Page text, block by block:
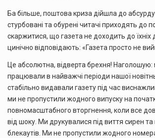
Ба більше, поштова криза дійшла до
стурбовані та обурені читачі приходять до
скаржитися, що газета не доходить до їхніх
цинічно відповідають: «Газета просто не
Це абсолютна, відверта брехня! Наголошую:
працювали в найважчі періоди нашої
стабільно видавали газету під час
ми не пропустили жодного випуску на
повномасштабного вторгнення, коли все
від шоку. Ми друкувалися під виття сирен
блекаутів. Ми не пропустили жодного